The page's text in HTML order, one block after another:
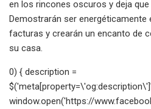
en los rincones oscuros y deja
Demostrarán ser energéticamente
facturas y crearán un encanto de
su casa.
0) { description =
window.open('https://